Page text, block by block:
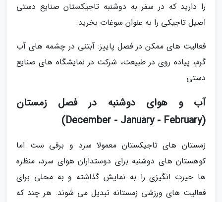
را دارید که در سفر به دوشنبه تاجیکستان صنایع دستی
اصیل تاجیکی را به عنوان سوغات بخرید.
فعالیت های ممکن در فصل پاییز: آبتنی در چشمه های آب
گرم، پیاده روی در طبیعت، شرکت در نمایشگاه های صنایع
دستی
آب و هوای دوشنبه در فصل زمستان
(December - January - February)
زمستان های تاجیکستان معمولا سرد و برفی ست اما
کوهستان های دوشنبه برای دوستداران هوای سرد، منظره
ها حیرت انگیزی را به نمایش گذاشته و به محلی برای
فعالیت های ورزشی زمستانه تبدیل می شوند. هر چند که